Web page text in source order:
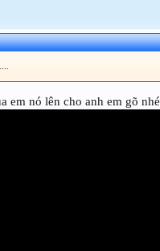
em nó lên cho anh em gõ nhé